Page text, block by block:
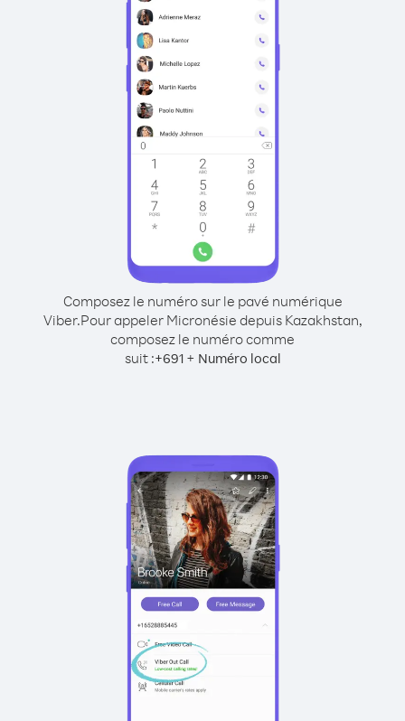
Composez le numéro sur le pavé numérique
Viber.Pour appeler Micronésie depuis Kazakhstan,
composez le numéro comme
suit :+691+ Numéro local